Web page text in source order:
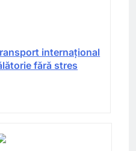
internațional
fără stres